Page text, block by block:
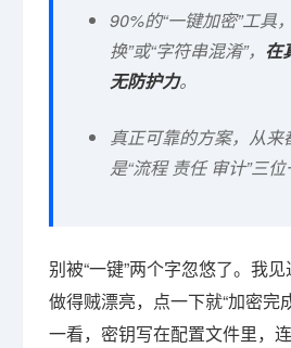
90%的“一键加密”工具
换”或“字符串混淆”， 在
无防护力。
真正可靠的方案，从来
是“流程 责任 审计”三位
别被“一键”两个字忽悠了。我
做得贼漂亮，点一下就“加密完
一看，密钥写在配置文件里，